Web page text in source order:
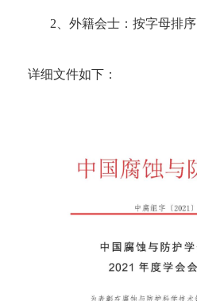
2、外籍会士：按字母排序
详细文件如下：